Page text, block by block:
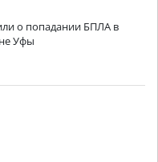
о попадании БПЛА в
Уфы